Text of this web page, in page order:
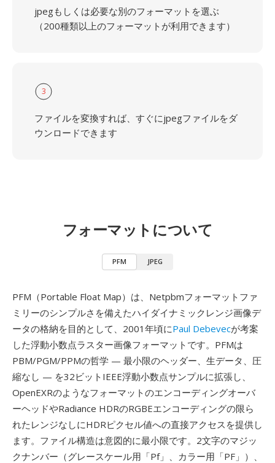
jpegもしくは必要な別のフォーマットを選ぶ
（200種類以上のフォーマットが利用できます）
3
ファイルを変換すれば、すぐにjpegファイルをダ
ウンロードできます
フォーマットについて
PFM JPEG
PFM（Portable Float Map）は、Netpbmフォーマットファ
ミリーのシンプルさを備えたハイダイナミックレンジ画像デ
ータの格納を目的として、2001年頃にPaul Debevecが考案
した浮動小数点ラスター画像フォーマットです。PFMは
PBM/PGM/PPMの哲学 — 最小限のヘッダー、生データ、圧
縮なし — を32ビットIEEE浮動小数点サンプルに拡張し、
OpenEXRのようなフォーマットのエンコーディングオーバ
ーヘッドやRadiance HDRのRGBEエンコーディングの限ら
れたレンジなしにHDRピクセル値への直接アクセスを提供し
ます。ファイル構造は意図的に最小限です。2文字のマジッ
クナンバー（グレースケール用「Pf」、カラー用「PF」）、